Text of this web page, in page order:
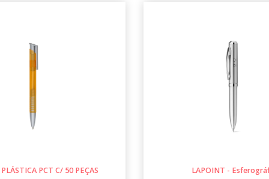
PCT C/ 50 PEÇAS LAPOINT -